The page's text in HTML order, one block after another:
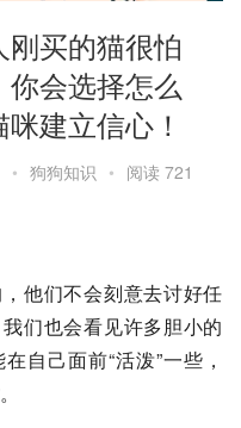
买的猫很怕
会选择怎么
建立信心！
• 狗狗知识 • 阅读 721
他们不会刻意去讨好任
们也会看见许多胆小的
自己面前“活泼”一些，